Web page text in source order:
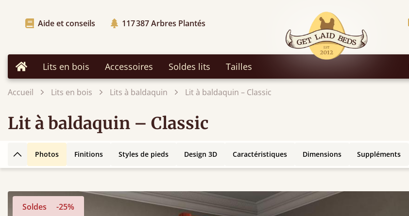
Aide et conseils 117 387Arbres Plantés
Accueil Lits en bois Accessoires Soldes lits Tailles
Accueil Lits en bois Lits à baldaquin Lit à baldaquin – Classic
Lit à baldaquin – Classic
Retour en haut de la page
Photos Finitions Styles de pieds Design 3D Caractéristiques Dimensions Suppléments
Soldes -25%